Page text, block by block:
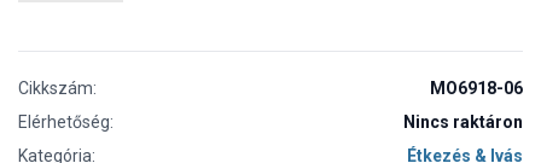
Cikkszám:
MO6918-06
Elérhetőség:
Nincs raktáron
Kategória:
Étkezés & Ivás